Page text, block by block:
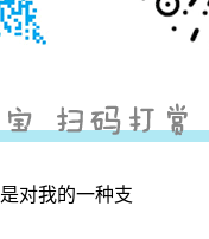
对我的一种支